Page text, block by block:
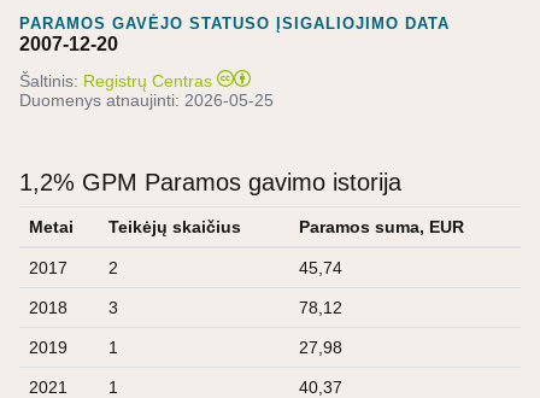
PARAMOS GAVĖJO STATUSO ĮSIGALIOJIMO DATA
2007-12-20
Šaltinis: Registrų Centras
Duomenys atnaujinti: 2026-05-25
1,2% GPM Paramos gavimo istorija
Metai Teikėjų skaičius Paramos suma, EUR
2017 2 45,74
2018 3 78,12
2019 1 27,98
2021 1 40,37